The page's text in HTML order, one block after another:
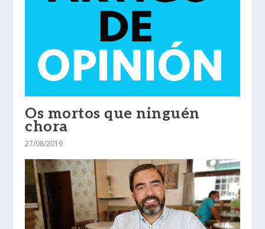
Os mortos que ninguén
chora
27/08/2019